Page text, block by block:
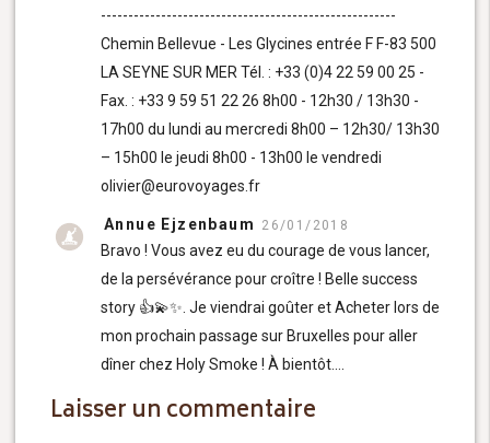
------------------------------------------------------
Chemin Bellevue - Les Glycines entrée F F-83 500
LA SEYNE SUR MER Tél. : +33 (0)4 22 59 00 25 -
Fax. : +33 9 59 51 22 26 8h00 - 12h30 / 13h30 -
17h00 du lundi au mercredi 8h00 – 12h30/ 13h30
– 15h00 le jeudi 8h00 - 13h00 le vendredi
olivier@eurovoyages.fr
Annue Ejzenbaum 26/01/2018
Bravo ! Vous avez eu du courage de vous lancer,
de la persévérance pour croître ! Belle success
story 👍💫✨. Je viendrai goûter et Acheter lors de
mon prochain passage sur Bruxelles pour aller
dîner chez Holy Smoke ! À bientôt....
Laisser un commentaire